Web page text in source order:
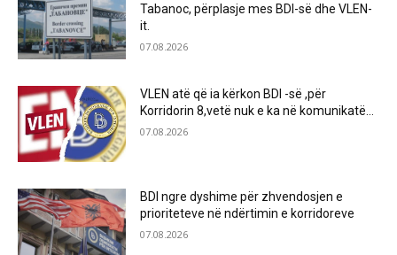
Tabanoc, përplasje mes BDI-së dhe VLEN-
it.
07.08.2026
VLEN atë që ia kërkon BDI -së ,për
Korridorin 8,vetë nuk e ka në komunikatë…
07.08.2026
BDI ngre dyshime për zhvendosjen e
prioriteteve në ndërtimin e korridoreve
07.08.2026